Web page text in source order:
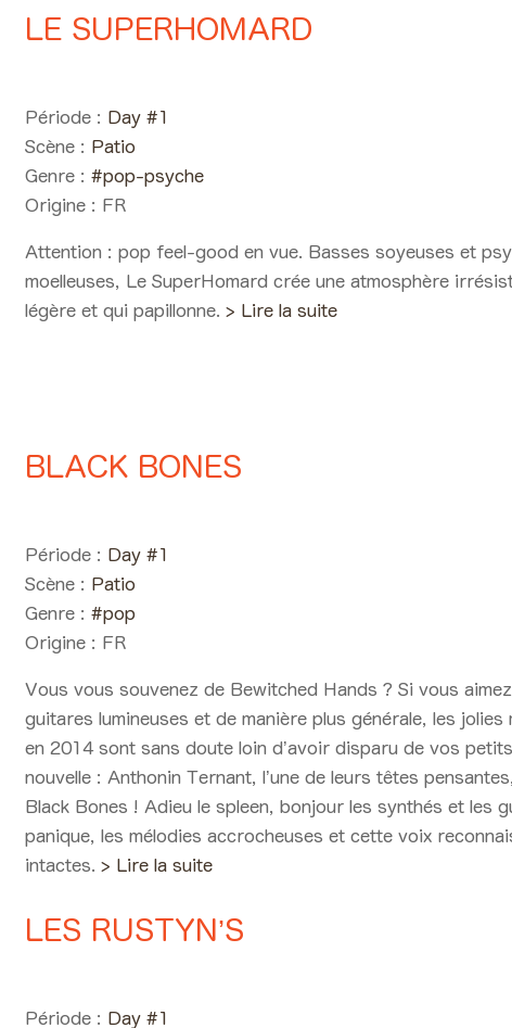
LE SUPERHOMARD
Période : Day #1
Scène : Patio
Genre :#pop-psyche
Origine : FR
Attention : pop feel-good en vue. Basses soyeuses et
moelleuses, Le SuperHomard crée une atmosphère
légère et qui papillonne.> Lire la suite
BLACK BONES
Période : Day #1
Scène : Patio
Genre :#pop
Origine : FR
Vous vous souvenez de Bewitched Hands ? Si vous
guitares lumineuses et de manière plus générale, les
en 2014 sont sans doute loin d’avoir disparu de vos
nouvelle : Anthonin Ternant, l’une de leurs têtes
Black Bones ! Adieu le spleen, bonjour les synthés et les
panique, les mélodies accrocheuses et cette voix
intactes.> Lire la suite
LES RUSTYN’S
Période : Day #1